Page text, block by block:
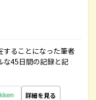
することになった筆者
な45日間の記録と記
詳細を見る